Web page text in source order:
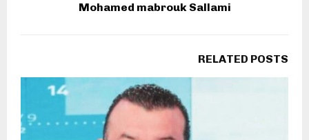
Mohamed mabrouk Sallami
RELATED POSTS